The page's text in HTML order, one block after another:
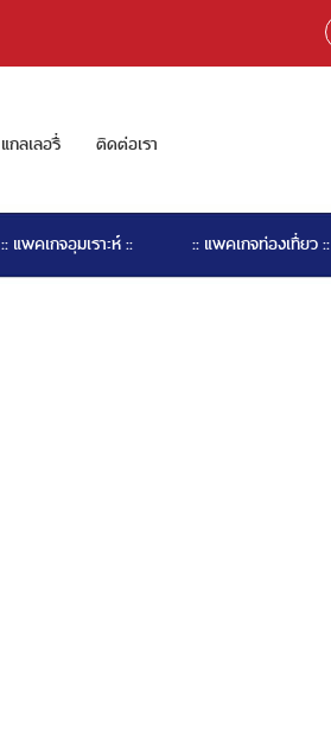
แกลเลอรี่ ติดต่อเรา
:: แพคเกจอุมเราะห์ :: :: แพคเกจท่องเที่ยว ::